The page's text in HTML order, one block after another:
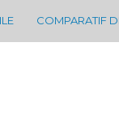
COMPARATIF